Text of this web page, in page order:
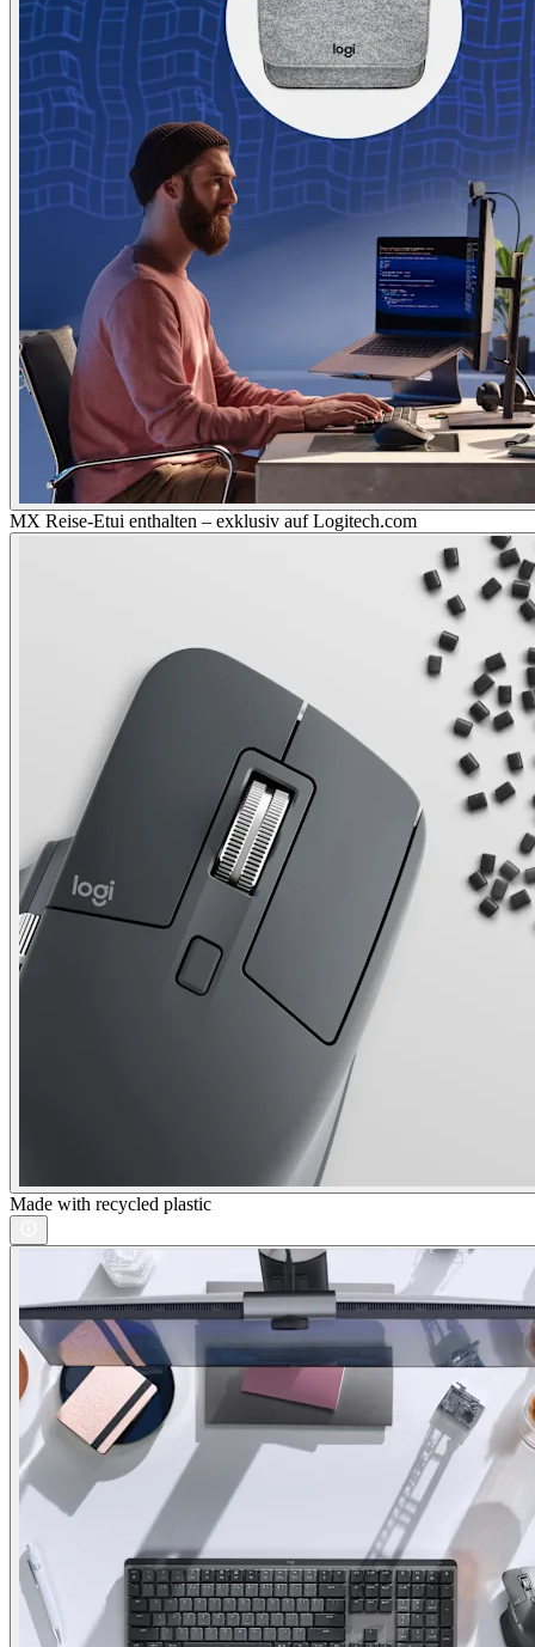
MX Reise-Etui enthalten – exklusiv auf Logitech.com
Made with recycled plastic